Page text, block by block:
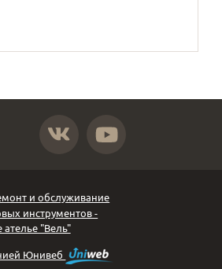
и обслуживание
инструментов -
"Вель"
Юнивеб